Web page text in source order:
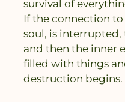
survival of
If the connection
soul, is interrupted,
and then the inner
filled with things
destruction begins.